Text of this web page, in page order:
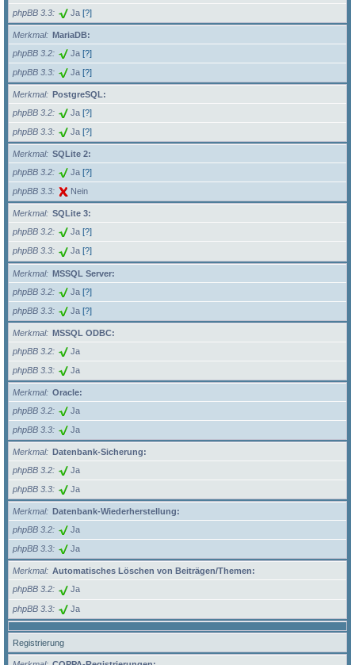
phpBB 3.3 Ja [?]
Merkmal
MariaDB:
phpBB 3.2
Ja [?]
phpBB 3.3 Ja [?]
Merkmal
PostgreSQL:
phpBB 3.2
Ja [?]
phpBB 3.3 Ja [?]
Merkmal
SQLite 2:
phpBB 3.2
Ja [?]
phpBB 3.3 Nein
Merkmal
SQLite 3:
phpBB 3.2
Ja [?]
phpBB 3.3 Ja [?]
Merkmal
MSSQL Server:
phpBB 3.2
Ja [?]
phpBB 3.3 Ja [?]
Merkmal
MSSQL ODBC:
phpBB 3.2
Ja
phpBB 3.3 Ja
Merkmal
Oracle:
phpBB 3.2
Ja
phpBB 3.3 Ja
Merkmal
Datenbank-Sicherung:
phpBB 3.2
Ja
phpBB 3.3 Ja
Merkmal
Datenbank-Wiederherstellung:
phpBB 3.2
Ja
phpBB 3.3 Ja
Merkmal
Automatisches Löschen von Beiträgen/Themen:
phpBB 3.2
Ja
phpBB 3.3 Ja
Registrierung